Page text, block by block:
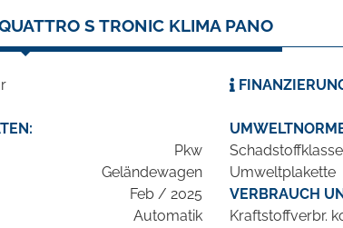
S TRONIC KLIMA PANO
Pkw
Geländewagen
Feb / 2025
Automatik
Schadstoffklasse
Umweltplakette
VERBRAUCH
Kraftstoffverbr.